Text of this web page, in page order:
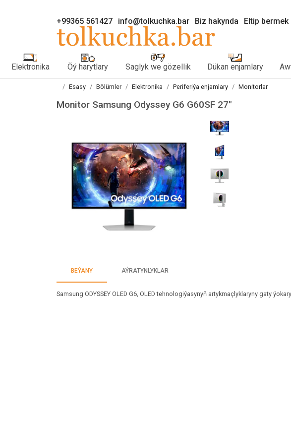
+99365 561427 info@tolkuchka.bar Biz hakynda Eltip bermek
Elektronika Öý harytlary Saglyk we gözellik Dükan enjamlary
Esasy Bölümler Elektronika Periferiýa enjamlary Monitorlar
Monitor Samsung Odyssey G6 G60SF 27"
BEÝANY AÝRATYNLYKLAR
Samsung ODYSSEY OLED G6, OLED tehnologiýasynyň artykmaçlyklaryny gaty